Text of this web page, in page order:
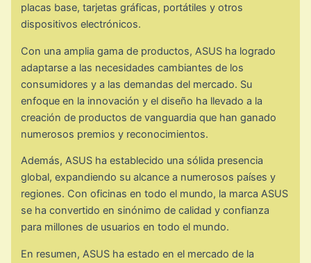
placas base, tarjetas gráficas, portátiles y otros
dispositivos electrónicos.
Con una amplia gama de productos, ASUS ha logrado
adaptarse a las necesidades cambiantes de los
consumidores y a las demandas del mercado. Su
enfoque en la innovación y el diseño ha llevado a la
creación de productos de vanguardia que han ganado
numerosos premios y reconocimientos.
Además, ASUS ha establecido una sólida presencia
global, expandiendo su alcance a numerosos países y
regiones. Con oficinas en todo el mundo, la marca ASUS
se ha convertido en sinónimo de calidad y confianza
para millones de usuarios en todo el mundo.
En resumen, ASUS ha estado en el mercado de la